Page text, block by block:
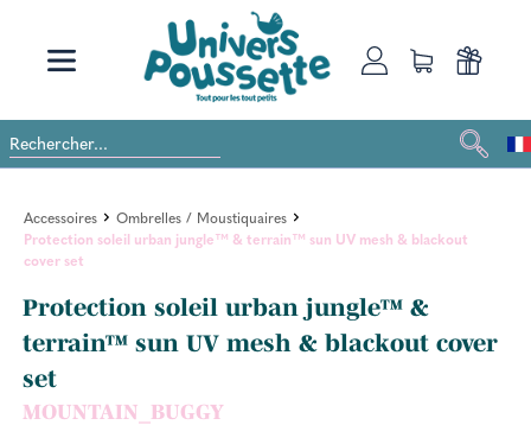
Accessoires
Ombrelles / Moustiquaires
Protection soleil urban jungle™ & terrain™ sun UV mesh & blackout
cover set
Protection soleil urban jungle™ &
terrain™ sun UV mesh & blackout cover
set
MOUNTAIN_BUGGY